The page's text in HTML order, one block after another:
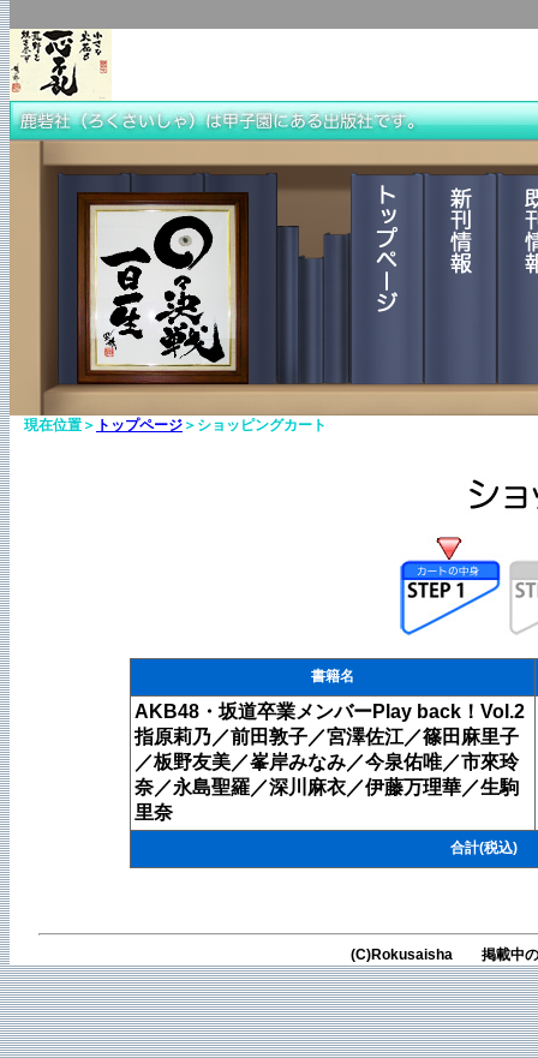
現在位置＞ トップページ ＞ショッピングカート
書籍名
AKB48・坂道卒業メンバーPlay back！Vol.2
指原莉乃／前田敦子／宮澤佐江／篠田麻里子
／板野友美／峯岸みなみ／今泉佑唯／市來玲
奈／永島聖羅／深川麻衣／伊藤万理華／生駒
里奈
合計(税込)
(C)Rokusaisha 掲載中の